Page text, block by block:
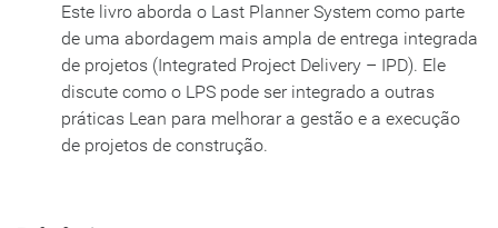
Este livro aborda o Last Planner System como parte
de uma abordagem mais ampla de entrega integrada
de projetos (Integrated Project Delivery – IPD). Ele
discute como o LPS pode ser integrado a outras
práticas Lean para melhorar a gestão e a execução
de projetos de construção.